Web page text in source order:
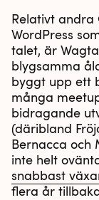
Relativt andra
WordPress
talet, är
blygsamma
byggt upp ett
många
bidragande
(däribland
Bernacca och
inte helt
snabbast
flera år